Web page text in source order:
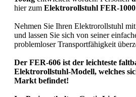
hier zum Elektrorollstuhl FER-1000
Nehmen Sie Ihren Elektrorollstuhl
und lassen Sie sich von seiner
problemloser Transportfähigkeit
Der FER-606 ist der leichteste
Elektrorollstuhl-Modell, welches
Markt befindet!